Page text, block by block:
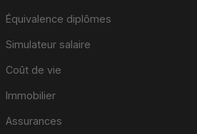
Équivalence diplômes
Simulateur salaire
Coût de vie
Immobilier
Assurances